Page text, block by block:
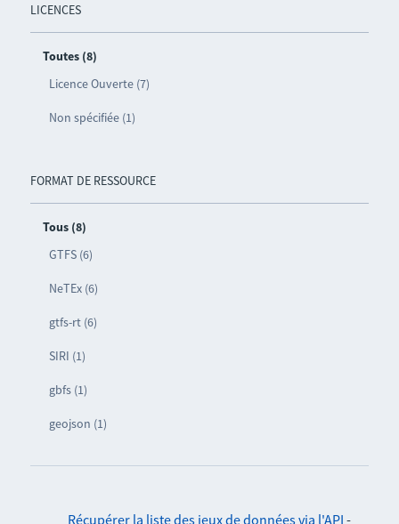
LICENCES
Toutes (8)
Licence Ouverte (7)
Non spécifiée (1)
FORMAT DE RESSOURCE
Tous (8)
GTFS (6)
NeTEx (6)
gtfs-rt (6)
SIRI (1)
gbfs (1)
geojson (1)
Récupérer la liste des jeux de données via l'API -